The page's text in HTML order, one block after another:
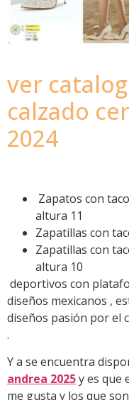
ver
calzado
2024
Zapatos con
altura 11
Zapatillas con
Zapatillas con
altura 10
deportivos con
diseños mexicanos ,
diseños pasión por el
.
Y a se encuentra
andrea 2025y es que
me gusta y los que